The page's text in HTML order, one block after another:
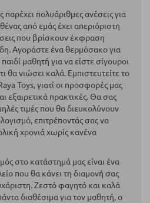
πολυάριθμες ανέσεις για
από εμάς έχει απεριόριστη
που βρίσκουν έκφραση
Αγοράστε ένα θερμόσακο για
μαθητή για να είστε σίγουροι
θα νιώσει καλά. Εμπιστευτείτε το
Toys, γιατί οι προσφορές μας
εξαιρετικά πρακτικές. Θα σας
τιμές που θα διευκολύνουν
επιτρέποντάς σας να
χρονιά χωρίς κανένα
στο κατάστημά μας είναι ένα
που θα κάνει τη διαμονή σας
Ζεστό φαγητό και καλά
διαθέσιμα για τον μαθητή, ο